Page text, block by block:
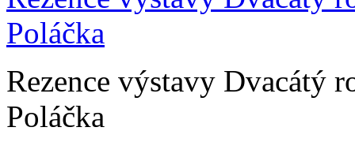
Poláčka
Rezence výstavy Dvacátý
Poláčka